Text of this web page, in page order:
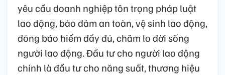
yêu cầu doanh nghiệp tôn trọng pháp luật
lao động, bảo đảm an toàn, vệ sinh lao động,
đóng bảo hiểm đầy đủ, chăm lo đời sống
người lao động. Đầu tư cho người lao động
chính là đầu tư cho năng suất, thương hiệu